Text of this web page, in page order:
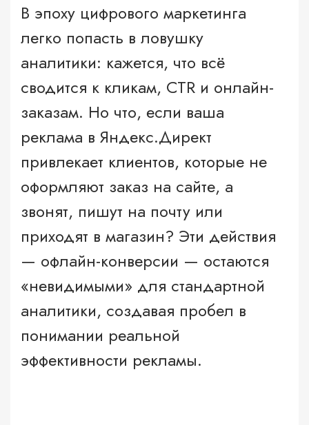
В эпоху цифрового маркетинга
легко попасть в ловушку
аналитики: кажется, что всё
сводится к кликам, CTR и онлайн-
заказам. Но что, если ваша
реклама в Яндекс.Директ
привлекает клиентов, которые не
оформляют заказ на сайте, а
звонят, пишут на почту или
приходят в магазин? Эти действия
— офлайн-конверсии — остаются
«невидимыми» для стандартной
аналитики, создавая пробел в
понимании реальной
эффективности рекламы.